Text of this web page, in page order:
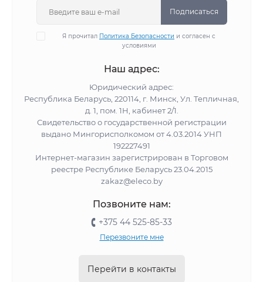
Подписаться
Я прочитал Политика Безопасности и согласен с
условиями
Наш адрес:
Юридический адрес:
Республика Беларусь, 220114, г. Минск, Ул. Тепличная,
д. 1, пом. 1Н, кабинет 2/1.
Свидетельство о государственной регистрации
выдано Мингорисполкомом от 4.03.2014 УНП
192227491
Интернет-магазин зарегистрирован в Торговом
реестре Республике Беларусь 23.04.2015
zakaz@eleco.by
Позвоните нам:
+375 44 525-85-33
Перезвоните мне
Перейти в контакты